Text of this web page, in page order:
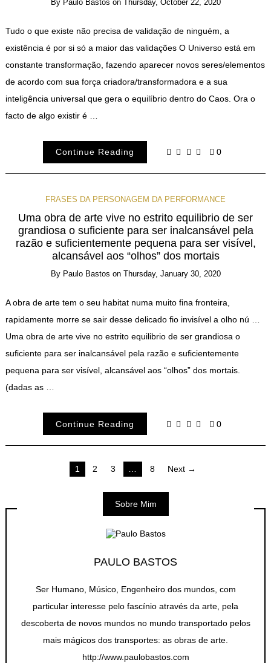
By Paulo Bastos on Thursday, October 22, 2020
Tudo o que existe não precisa de validação de ninguém, a
existência é por si só a maior das validações O Universo está em
constante transformação, fazendo aparecer novos seres/elementos
de acordo com sua força criadora/transformadora e a sua
inteligência universal que gera o equilíbrio dentro do Caos. Ora o
facto de algo existir é …
Continue Reading 0
FRASES DA PERSONAGEM DA PERFORMANCE
Uma obra de arte vive no estrito equilibrio de ser
grandiosa o suficiente para ser inalcansável pela
razão e suficientemente pequena para ser visível,
alcansável aos “olhos” dos mortais
By Paulo Bastos on Thursday, January 30, 2020
A obra de arte tem o seu habitat numa muito fina fronteira,
rapidamente morre se sair desse delicado fio invisível a olho nú …
Uma obra de arte vive no estrito equilibrio de ser grandiosa o
suficiente para ser inalcansável pela razão e suficientemente
pequena para ser visível, alcansável aos “olhos” dos mortais.
(dadas as …
Continue Reading 0
1 2 3 8 Next →
Sobre Mim
PAULO BASTOS
Ser Humano, Músico, Engenheiro dos mundos, com
particular interesse pelo fascínio através da arte, pela
descoberta de novos mundos no mundo transportado pelos
mais mágicos dos transportes: as obras de arte.
http://www.paulobastos.com